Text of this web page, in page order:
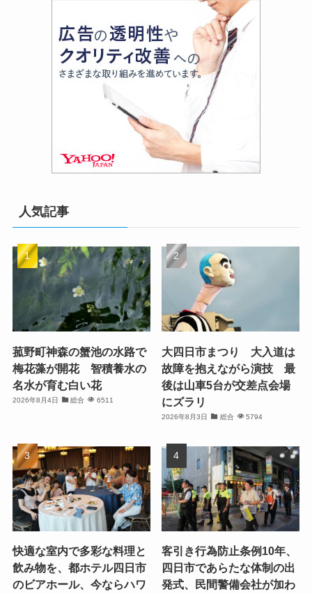
人気記事
菰野町神森の蟹池の水路で
梅花藻が開花 智積養水の
名水が育む白い花
2026年8月4日 総合 6511
大四日市まつり 大入道は
故障を抱えながら演技 最
後は山車5台が交差点会場
にズラリ
2026年8月3日 総合 5794
快適な室内で多彩な料理と
飲み物を、都ホテル四日市
のビアホール、今ならハワ
客引き行為防止条例10年、
四日市であらたな体制の出
発式、民間警備会社が加わ